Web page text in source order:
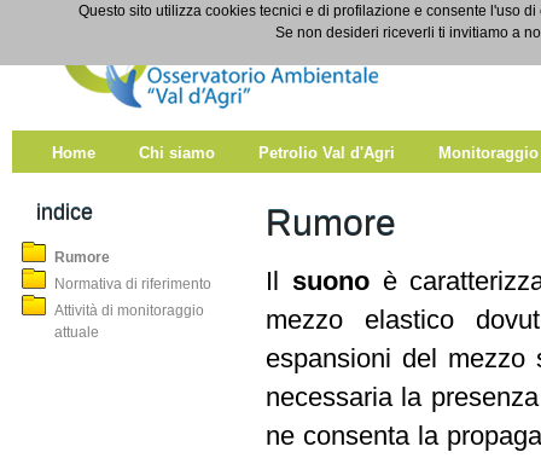
Salta al contenuto
Rumore
Home Chi siamo Petrolio Val d'Agri Monitoraggio
indice
Rumore
Normativa di riferimento
Attività di monitoraggio
attuale
Rumore
Il suonoè
mezzo elastico
espansioni del
necessaria la
ne consenta la
Questo sito utilizza cookies tecnici e di profilazione e consente l'uso
Se non desideri riceverli ti invitiamo a